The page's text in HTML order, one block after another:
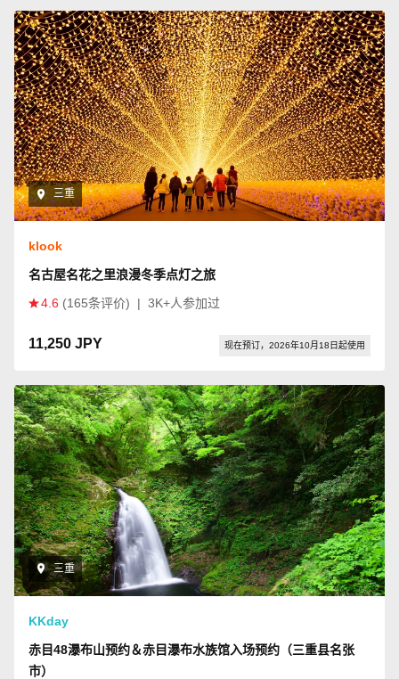
三重
klook
名古屋名花之里浪漫冬季点灯之旅
4.6 (165条评价) | 3K+人参加过
11,250 JPY 现在预订，2026年10月18日起使用
三重
KKday
赤目48瀑布山预约＆赤目瀑布水族馆入场预约（三重县名张
市）